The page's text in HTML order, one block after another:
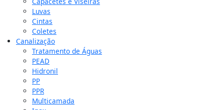
Luvas
Cintas
Coletes
Canalização
Tratamento de Águas
PEAD
Hidronil
PP
PPR
Multicamada